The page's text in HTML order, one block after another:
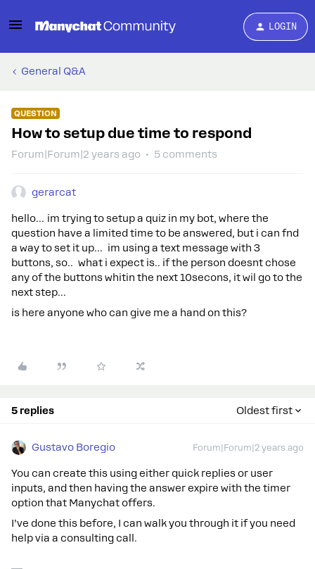
LOGIN
General Q&A
QUESTION
How to setup due time to respond
Forum|Forum|2 years ago 5 comments
gerarcat
hello… im trying to setup a quiz in my bot, where the
question have a limited time to be answered, but i can fnd
a way to set it up… im using a text message with 3
buttons, so.. what i expect is.. if the person doesnt chose
any of the buttons whitin the next 10secons, it wil go to the
next step…
is here anyone who can give me a hand on this?
5 replies Oldest first
Gustavo Boregio Forum|Forum|2 years ago
You can create this using either quick replies or user
inputs, and then having the answer expire with the timer
option that Manychat offers.
I’ve done this before, I can walk you through it if you need
help via a consulting call.